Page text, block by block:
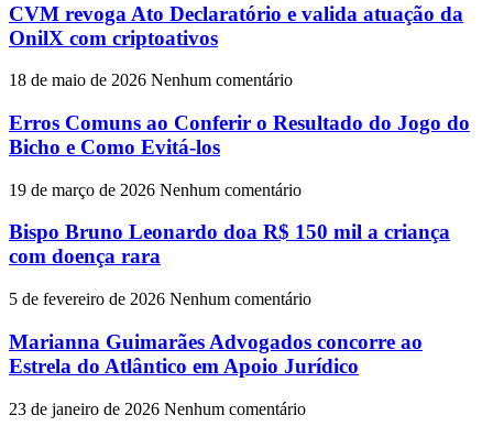
CVM revoga Ato Declaratório e valida atuação da
OnilX com criptoativos
18 de maio de 2026 Nenhum comentário
Erros Comuns ao Conferir o Resultado do Jogo do
Bicho e Como Evitá-los
19 de março de 2026 Nenhum comentário
Bispo Bruno Leonardo doa R$ 150 mil a criança
com doença rara
5 de fevereiro de 2026 Nenhum comentário
Marianna Guimarães Advogados concorre ao
Estrela do Atlântico em Apoio Jurídico
23 de janeiro de 2026 Nenhum comentário